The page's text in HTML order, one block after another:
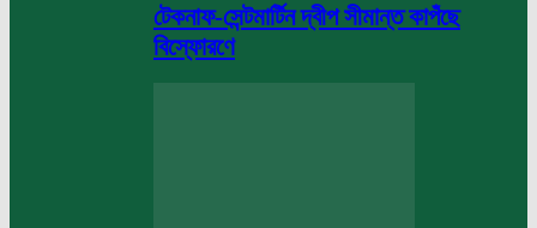
টেকনাফ-সেন্টমার্টিন দ্বীপ সীমান্ত কাপঁছে
বিস্ফোরণে